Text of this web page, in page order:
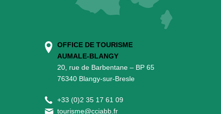
OFFICE DE TOURISME
AUMALE-BLANGY
20, rue de Barbentane – BP 65
76340 Blangy-sur-Bresle
+33 (0)2 35 17 61 09
tourisme@cciabb.fr